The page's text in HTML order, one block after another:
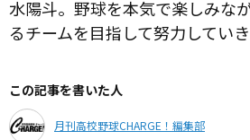
水陽斗。野球を本気で楽しみな
るチームを目指して努力していき
この記事を書いた人
月刊高校野球CHARGE！編集部